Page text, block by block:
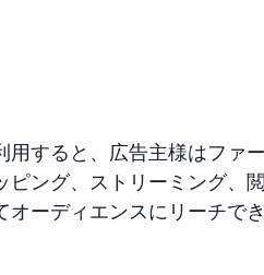
用すると、広告主様はファ
ピング、ストリーミング、
オーディエンスにリーチでき